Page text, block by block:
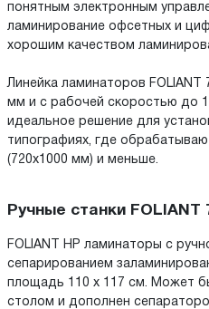
понятным электронным
ламинирование офсетных и
хорошим качеством
Линейка ламинаторов FOLIANT
мм и с рабочей скоростью до
идеальное решение для
типографиях, где
(720х1000 мм) и меньше.
Ручные станки FOLIANT
FOLIANT HP ламинаторы с
сепарированием
площадь 110 x 117 см. Может
столом и дополнен